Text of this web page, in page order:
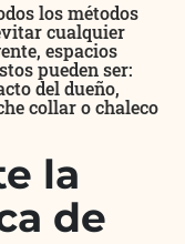
los métodos
cualquier
espacios
pueden ser:
del dueño,
collar o chaleco
la
de